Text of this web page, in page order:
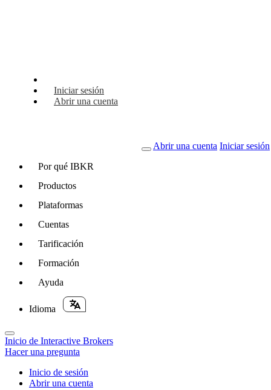
Iniciar sesión
Abrir una cuenta
Abrir una cuenta Iniciar sesión
Por qué IBKR
Productos
Plataformas
Cuentas
Tarificación
Formación
Ayuda
Idioma
Inicio de Interactive Brokers
Hacer una pregunta
Inicio de sesión
Abrir una cuenta